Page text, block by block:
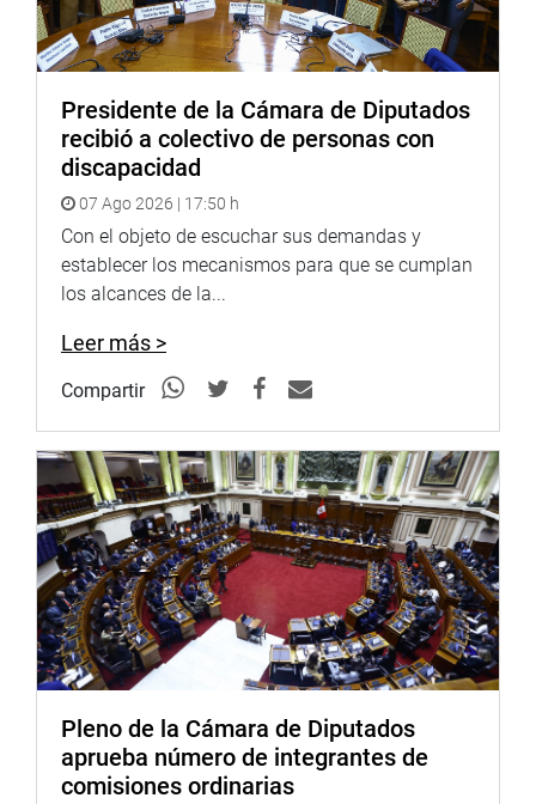
En otro momento se informó que, a la fecha, de acuerdo
con los registros de Migraciones se estima que hay 70 mil
vacunarse, especialmente a Estados Unidos. «Bien por
ellos, pero el rol del Estado es dar oportunidad y
mecanismos para vacunar a todos los peruanos y los
más de un millón 400 mil extranjeros que radican aquí»,
TRATADOS INTERNACIONALES
En otro momento de la sesión, la Comisión de Relaciones
Exteriores evaluó y ratificó los tratados internacionales
265, 266, 267, 268, sobre lo siguiente:
– Acuerdo entre la Secretaría General de la Organización
de los Estados Americanos y el Gobierno de la República
del Perú, relativo a los privilegios e inmunidades de los
observadores para las Elecciones Generales del 11 de
abril de 2021 (Acuerdo Internacional 265).
– Acuerdo entre la República del Perú, la Confederación
Suiza y el Gran Ducado de Luxemburgo sobre la
Transferencia de Activos Decomisados, el mismo que
versa sobre la transferencia de activos decomisados y
que fuera suscrito el 16 de diciembre 2020 (Acuerdo
Internacional 266).
– Anexo VII. Procedimientos y mecanismos relativos al
Presidente de la Cámara de Diputados
recibió a colectivo de personas con
discapacidad
07 Ago 2026 | 17:50 h
Con el objeto de escuchar sus demandas y
establecer los mecanismos para que se cumplan
los alcances de la...
Leer más >
Compartir
Pleno de la Cámara de Diputados
aprueba número de integrantes de
comisiones ordinarias